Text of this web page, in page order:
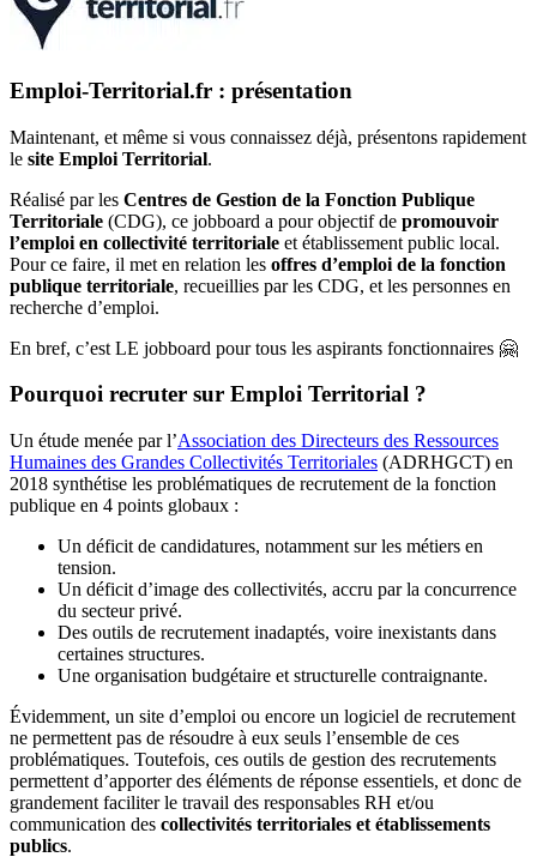
Emploi-Territorial.fr : présentation
Maintenant, et même si vous connaissez déjà, présentons rapidement
le site Emploi Territorial.
Réalisé par les Centres de Gestion de la Fonction Publique
Territoriale (CDG), ce jobboard a pour objectif de promouvoir
l’emploi en collectivité territoriale et établissement public local.
Pour ce faire, il met en relation les offres d’emploi de la fonction
publique territoriale, recueillies par les CDG, et les personnes en
recherche d’emploi.
En bref, c’est LE jobboard pour tous les aspirants fonctionnaires 🤗
Pourquoi recruter sur Emploi Territorial ?
Un étude menée par l’Association des Directeurs des Ressources
Humaines des Grandes Collectivités Territoriales (ADRHGCT) en
2018 synthétise les problématiques de recrutement de la fonction
publique en 4 points globaux :
Un déficit de candidatures, notamment sur les métiers en
tension.
Un déficit d’image des collectivités, accru par la concurrence
du secteur privé.
Des outils de recrutement inadaptés, voire inexistants dans
certaines structures.
Une organisation budgétaire et structurelle contraignante.
Évidemment, un site d’emploi ou encore un logiciel de recrutement
ne permettent pas de résoudre à eux seuls l’ensemble de ces
problématiques. Toutefois, ces outils de gestion des recrutements
permettent d’apporter des éléments de réponse essentiels, et donc de
grandement faciliter le travail des responsables RH et/ou
communication des collectivités territoriales et établissements
publics.